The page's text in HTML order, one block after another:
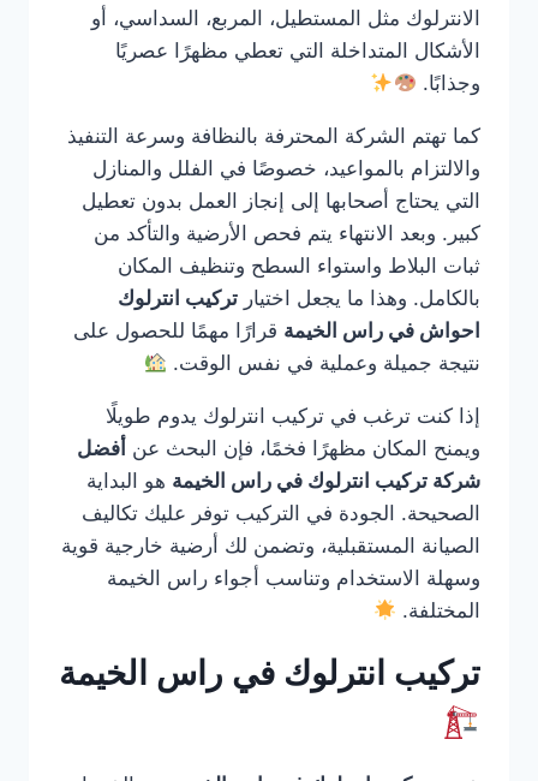
الانترلوك مثل المستطيل، المربع، السداسي، أو
الأشكال المتداخلة التي تعطي مظهرًا عصريًا
وجذابًا.
كما تهتم الشركة المحترفة بالنظافة وسرعة التنفيذ
والالتزام بالمواعيد، خصوصًا في الفلل والمنازل
التي يحتاج أصحابها إلى إنجاز العمل بدون تعطيل
كبير. وبعد الانتهاء يتم فحص الأرضية والتأكد من
ثبات البلاط واستواء السطح وتنظيف المكان
بالكامل. وهذا ما يجعل اختيار تركيب انترلوك
احواش في راس الخيمة قرارًا مهمًا للحصول على
نتيجة جميلة وعملية في نفس الوقت.
إذا كنت ترغب في تركيب انترلوك يدوم طويلًا
ويمنح المكان مظهرًا فخمًا، فإن البحث عن أفضل
شركة تركيب انترلوك في راس الخيمة هو البداية
الصحيحة. الجودة في التركيب توفر عليك تكاليف
الصيانة المستقبلية، وتضمن لك أرضية خارجية قوية
وسهلة الاستخدام وتناسب أجواء راس الخيمة
المختلفة.
تركيب انترلوك في راس الخيمة